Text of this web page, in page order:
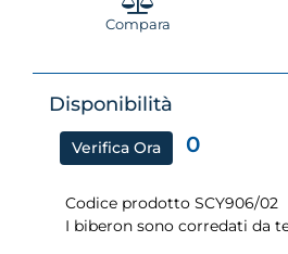
Compara
Disponibilità
Verifica Ora 0
Codice prodotto SCY906/02
I biberon sono corredati da